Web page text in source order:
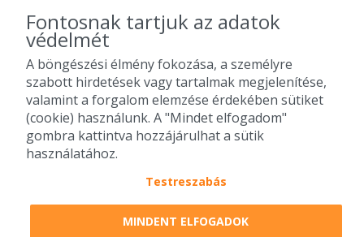
2010-2026 Copyright - Falatozz.hu - Diston-line Kft.
Pizza, gyros, hamburger, menük kedvező áron, egy helyen az összes
étterem ajánlata.
Fontosnak tartjuk az adatok
védelmét
A böngészési élmény fokozása, a személyre
szabott hirdetések vagy tartalmak megjelenítése,
valamint a forgalom elemzése érdekében sütiket
(cookie) használunk. A "Mindet elfogadom"
gombra kattintva hozzájárulhat a sütik
használatához.
Testreszabás
MINDENT ELFOGADOK